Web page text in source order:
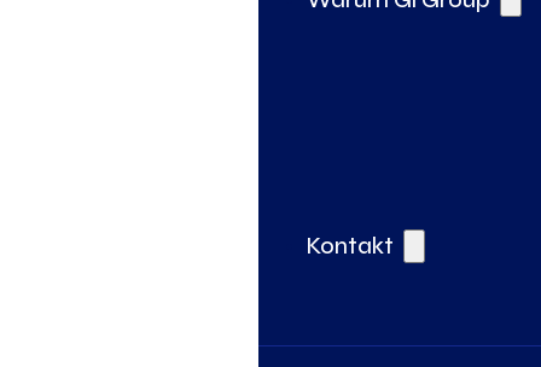
Kontakt